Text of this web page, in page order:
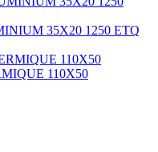
35X20 1250 ETQ
110X50